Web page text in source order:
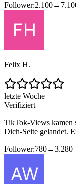
Follower:2.100→
Felix H.
letzte Woche
Verifiziert
TikTok-Views kamen
Dich-Seite gelandet.
Follower:780→3.280